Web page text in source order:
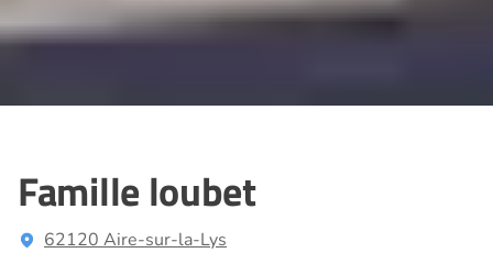
Famille loubet
62120 Aire-sur-la-Lys